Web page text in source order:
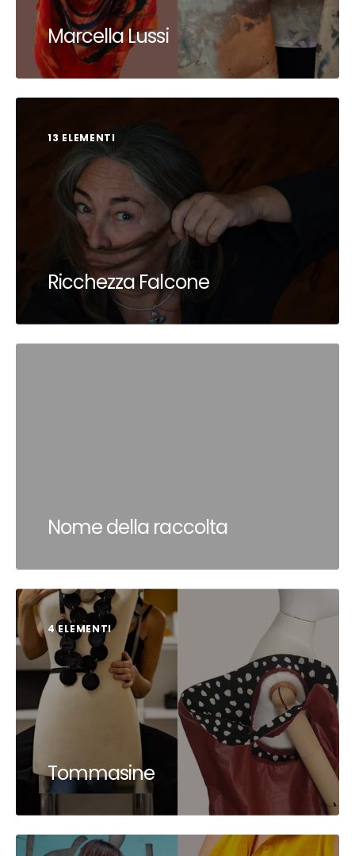
Marcella Lussi
13 ELEMENTI
Ricchezza Falcone
Nome della raccolta
4 ELEMENTI
Tommasine